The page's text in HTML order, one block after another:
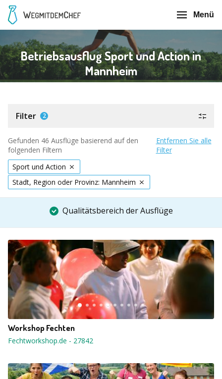
Menü
Betriebsausflug Sport und Action in
Mannheim
Filter 2
Gefunden 46 Ausflüge basierend auf den
folgenden Filtern
Entfernen Sie alle
Filter
Sport und Action
Stadt, Region oder Provinz: Mannheim
Qualitätsbereich der Ausflüge
Workshop Fechten
Fechtworkshop.de - 27842